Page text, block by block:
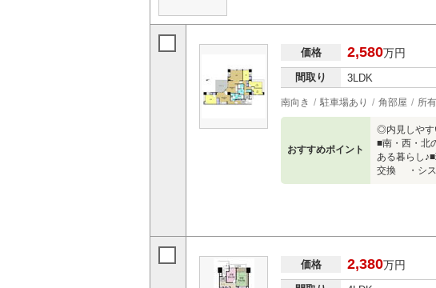
価格 2,580万円
間取り 3LDK
南向き 駐車場あり 角部屋 所
おすすめポイント
◎内見しやす
■南・西・北
ある暮らし
交換 ・シス
価格 2,380万円